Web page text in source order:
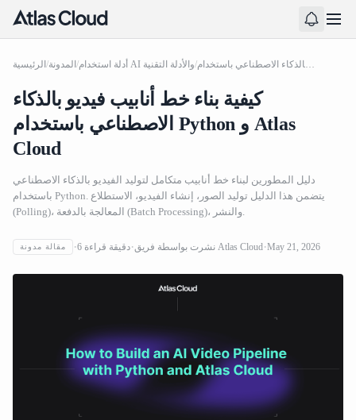
الرئيسية /المدونة / أدلة استخدام AI والأدلة التقنية/ كيفية بناء خط أنابيب فيديو بالذكاء الاصطناعي باستخدام Python و Atlas Cloud
كيفية بناء خط أنابيب فيديو بالذكاء
الاصطناعي باستخدام Python و Atlas
Cloud
دليل المطورين لبناء خط أنابيب متكامل لتوليد الفيديو بالذكاء الاصطناعي
باستخدام Python. يتضمن هذا الدليل توليد الصور، إنشاء الفيديو، الاستطلاع
(Polling)، المعالجة بالدفعة (Batch Processing)، والنشر.
مقالة مدونة 6 دقيقة قراءة نشرت بواسطة فريق Atlas Cloud May 21, 2026